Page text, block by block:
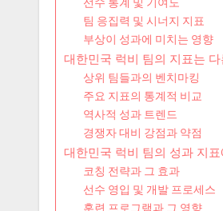
팀 응집력 및 시너지 지표
부상이 성과에 미치는 영향
대한민국 럭비 팀의 지표는
상위 팀들과의 벤치마킹
주요 지표의 통계적 비교
역사적 성과 트렌드
경쟁자 대비 강점과 약점
대한민국 럭비 팀의 성과 지
코칭 전략과 그 효과
선수 영입 및 개발 프로세스
훈련 프로그램과 그 영향